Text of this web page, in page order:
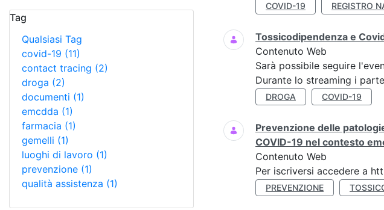
Tag
Qualsiasi Tag
covid-19 (11)
contact tracing (2)
droga (2)
documenti (1)
emcdda (1)
farmacia (1)
gemelli (1)
luoghi di lavoro (1)
prevenzione (1)
qualità assistenza (1)
COVID-19 REGISTRO
Tossicodipendenza e
Contenuto Web
Sarà possibile seguire
Durante lo streaming i
DROGA COVID-19
Prevenzione delle
COVID-19 nel contesto
Contenuto Web
Per iscriversi accedere a
PREVENZIONE